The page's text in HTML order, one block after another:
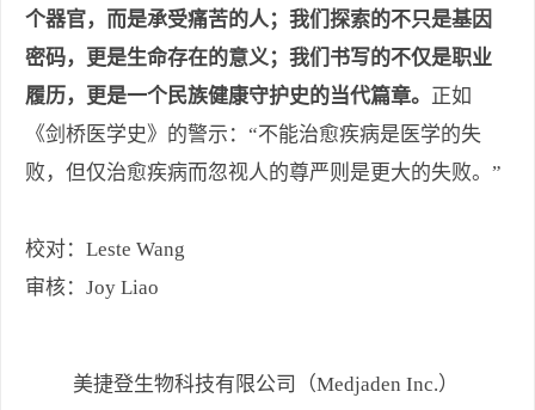
个器官，而是承受痛苦的人；我们探索的不只是基因
密码，更是生命存在的意义；我们书写的不仅是职业
履历，更是一个民族健康守护史的当代篇章。 正如
《剑桥医学史》的警示：“不能治愈疾病是医学的失
败，但仅治愈疾病而忽视人的尊严则是更大的失败。”
校对：Leste Wang
审核：Joy Liao
美捷登生物科技有限公司（Medjaden Inc.）